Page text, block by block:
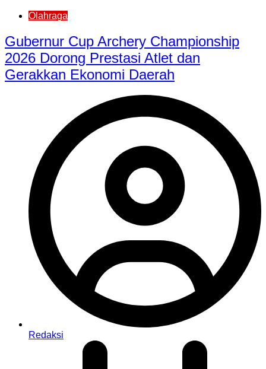
Olahraga
Gubernur Cup Archery Championship
2026 Dorong Prestasi Atlet dan
Gerakkan Ekonomi Daerah
Redaksi